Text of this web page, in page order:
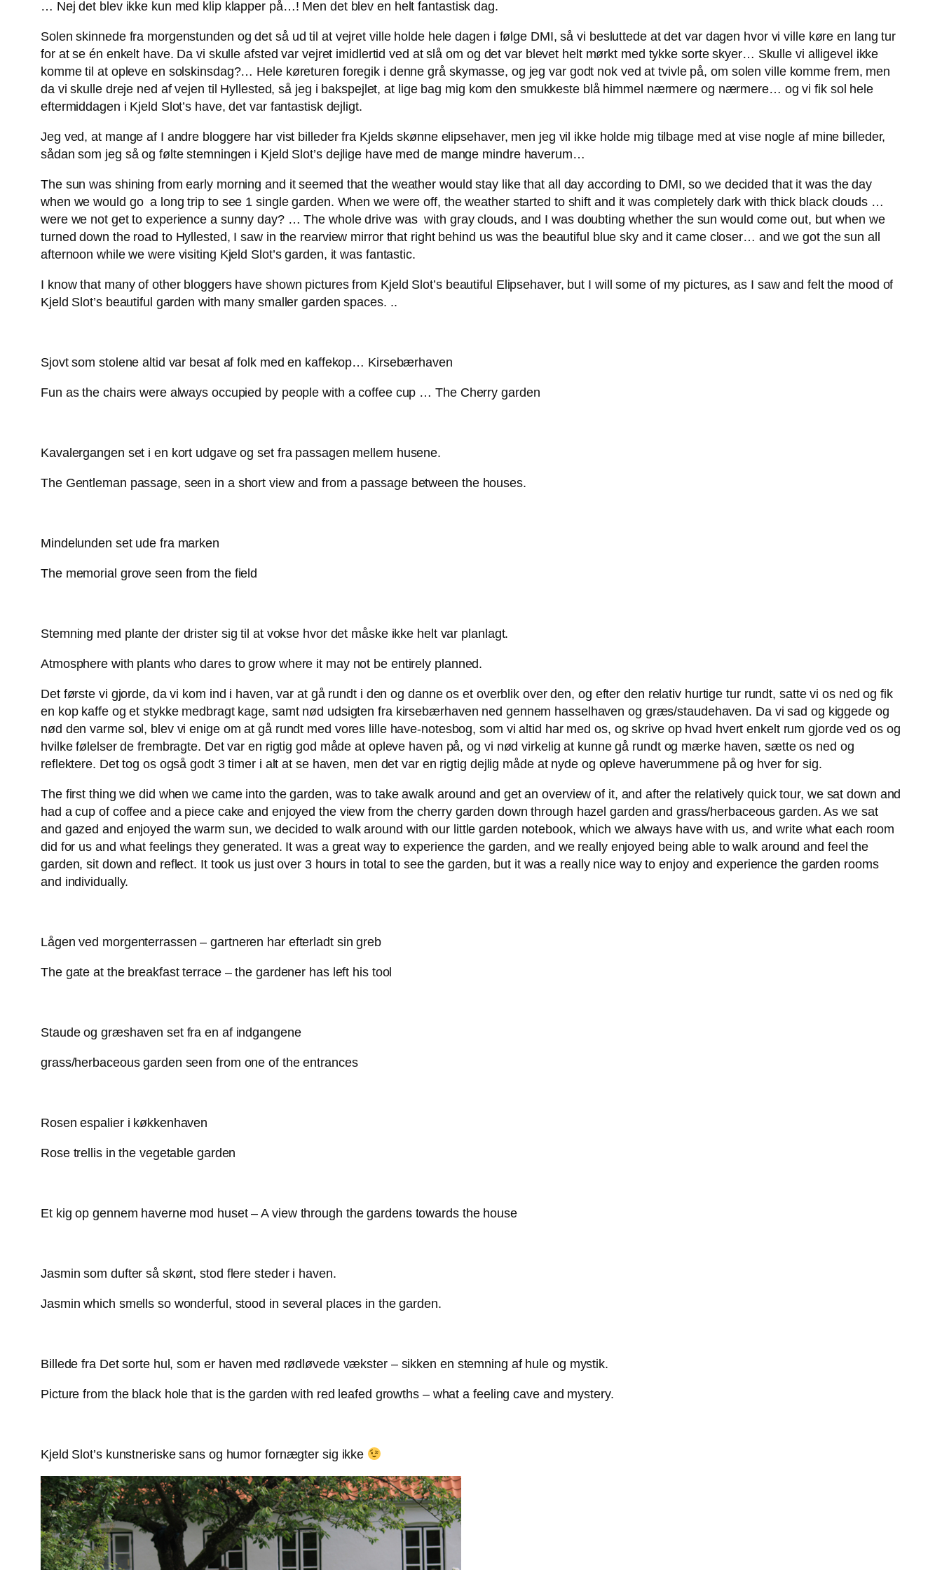
… Nej det blev ikke kun med klip klapper på…! Men det blev en helt fantastisk dag.
Solen skinnede fra morgenstunden og det så ud til at vejret ville holde hele dagen i følge DMI, så vi besluttede at det var dagen hvor vi ville køre en lang tur
for at se én enkelt have. Da vi skulle afsted var vejret imidlertid ved at slå om og det var blevet helt mørkt med tykke sorte skyer… Skulle vi alligevel ikke
komme til at opleve en solskinsdag?… Hele køreturen foregik i denne grå skymasse, og jeg var godt nok ved at tvivle på, om solen ville komme frem, men
da vi skulle dreje ned af vejen til Hyllested, så jeg i bakspejlet, at lige bag mig kom den smukkeste blå himmel nærmere og nærmere… og vi fik sol hele
eftermiddagen i Kjeld Slot’s have, det var fantastisk dejligt.
Jeg ved, at mange af I andre bloggere har vist billeder fra Kjelds skønne elipsehaver, men jeg vil ikke holde mig tilbage med at vise nogle af mine billeder,
sådan som jeg så og følte stemningen i Kjeld Slot’s dejlige have med de mange mindre haverum…
The sun was shining from early morning and it seemed that the weather would stay like that all day according to DMI, so we decided that it was the day
when we would go a long trip to see 1 single garden. When we were off, the weather started to shift and it was completely dark with thick black clouds …
were we not get to experience a sunny day? … The whole drive was with gray clouds, and I was doubting whether the sun would come out, but when we
turned down the road to Hyllested, I saw in the rearview mirror that right behind us was the beautiful blue sky and it came closer… and we got the sun all
afternoon while we were visiting Kjeld Slot’s garden, it was fantastic.
I know that many of other bloggers have shown pictures from Kjeld Slot’s beautiful Elipsehaver, but I will some of my pictures, as I saw and felt the mood of
Kjeld Slot’s beautiful garden with many smaller garden spaces. ..
Sjovt som stolene altid var besat af folk med en kaffekop… Kirsebærhaven
Fun as the chairs were always occupied by people with a coffee cup … The Cherry garden
Kavalergangen set i en kort udgave og set fra passagen mellem husene.
The Gentleman passage, seen in a short view and from a passage between the houses.
Mindelunden set ude fra marken
The memorial grove seen from the field
Stemning med plante der drister sig til at vokse hvor det måske ikke helt var planlagt.
Atmosphere with plants who dares to grow where it may not be entirely planned.
Det første vi gjorde, da vi kom ind i haven, var at gå rundt i den og danne os et overblik over den, og efter den relativ hurtige tur rundt, satte vi os ned og fik
en kop kaffe og et stykke medbragt kage, samt nød udsigten fra kirsebærhaven ned gennem hasselhaven og græs/staudehaven. Da vi sad og kiggede og
nød den varme sol, blev vi enige om at gå rundt med vores lille have-notesbog, som vi altid har med os, og skrive op hvad hvert enkelt rum gjorde ved os og
hvilke følelser de frembragte. Det var en rigtig god måde at opleve haven på, og vi nød virkelig at kunne gå rundt og mærke haven, sætte os ned og
reflektere. Det tog os også godt 3 timer i alt at se haven, men det var en rigtig dejlig måde at nyde og opleve haverummene på og hver for sig.
The first thing we did when we came into the garden, was to take awalk around and get an overview of it, and after the relatively quick tour, we sat down and
had a cup of coffee and a piece cake and enjoyed the view from the cherry garden down through hazel garden and grass/herbaceous garden. As we sat
and gazed and enjoyed the warm sun, we decided to walk around with our little garden notebook, which we always have with us, and write what each room
did for us and what feelings they generated. It was a great way to experience the garden, and we really enjoyed being able to walk around and feel the
garden, sit down and reflect. It took us just over 3 hours in total to see the garden, but it was a really nice way to enjoy and experience the garden rooms
and individually.
Lågen ved morgenterrassen – gartneren har efterladt sin greb
The gate at the breakfast terrace – the gardener has left his tool
Staude og græshaven set fra en af indgangene
grass/herbaceous garden seen from one of the entrances
Rosen espalier i køkkenhaven
Rose trellis in the vegetable garden
Et kig op gennem haverne mod huset – A view through the gardens towards the house
Jasmin som dufter så skønt, stod flere steder i haven.
Jasmin which smells so wonderful, stood in several places in the garden.
Billede fra Det sorte hul, som er haven med rødløvede vækster – sikken en stemning af hule og mystik.
Picture from the black hole that is the garden with red leafed growths – what a feeling cave and mystery.
Kjeld Slot’s kunstneriske sans og humor fornægter sig ikke